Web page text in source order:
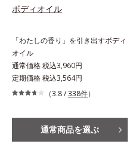
ボディオイル
「わたしの香り」を引き出すボディ
オイル
通常価格 税込3,960円
定期価格 税込3,564円
（3.8 /338件）
通常商品を選ぶ